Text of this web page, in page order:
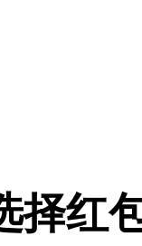
择红